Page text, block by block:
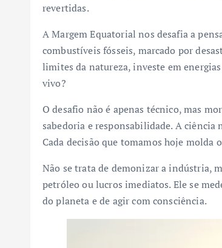
revertidas.
A Margem Equatorial nos desafia a
combustíveis fósseis, marcado por
limites da natureza, investe em
vivo?
O desafio não é apenas técnico, mas
sabedoria e responsabilidade. A
Cada decisão que tomamos hoje molda
Não se trata de demonizar a indústria,
petróleo ou lucros imediatos. Ele se
do planeta e de agir com consciência.